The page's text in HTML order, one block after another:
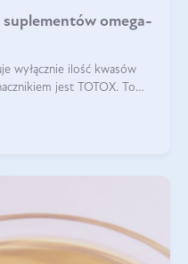
suplementów omega-
wyłącznie ilość kwasów
jest TOTOX. To